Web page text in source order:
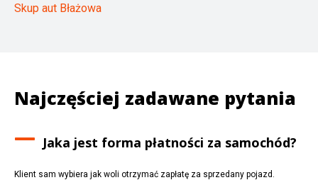
Skup aut Błażowa
Najczęściej zadawane pytania
Jaka jest forma płatności za samochód?
Klient sam wybiera jak woli otrzymać zapłatę za sprzedany pojazd.